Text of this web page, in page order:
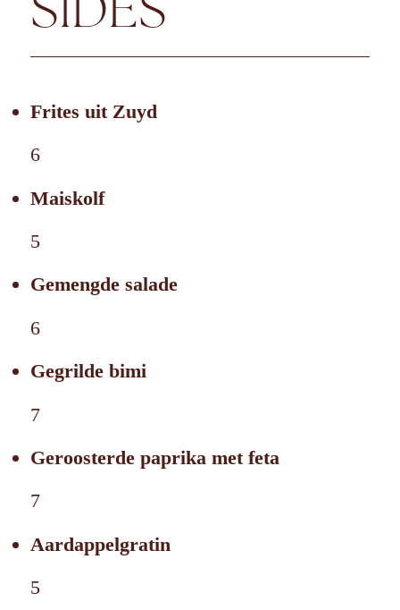
SIDES
Frites uit Zuyd
6
Maiskolf
5
Gemengde salade
6
Gegrilde bimi
7
Geroosterde paprika met feta
7
Aardappelgratin
5